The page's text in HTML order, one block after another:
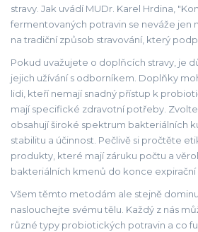
stravy. Jak uvádí MUDr. Karel Hrdina,
fermentovaných potravin se neváže jen
na tradiční způsob stravování, který
Pokud uvažujete o doplňcích stravy, je
jejich užívání s odborníkem. Doplňky
lidi, kteří nemají snadný přístup k
mají specifické zdravotní potřeby.
obsahují široké spektrum bakteriálních
stabilitu a účinnost. Pečlivě si pročtěte
produkty, které mají záruku počtu a
bakteriálních kmenů do konce expirační
Všem těmto metodám ale stejně
naslouchejte svému tělu. Každý z nás
různé typy probiotických potravin a co